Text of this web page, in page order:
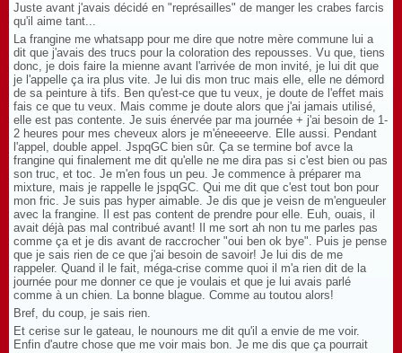
Juste avant j'avais décidé en "représailles" de manger les crabes farcis
qu'il aime tant...
La frangine me whatsapp pour me dire que notre mère commune lui a
dit que j'avais des trucs pour la coloration des repousses. Vu que, tiens
donc, je dois faire la mienne avant l'arrivée de mon invité, je lui dit que
je l'appelle ça ira plus vite. Je lui dis mon truc mais elle, elle ne démord
de sa peinture à tifs. Ben qu'est-ce que tu veux, je doute de l'effet mais
fais ce que tu veux. Mais comme je doute alors que j'ai jamais utilisé,
elle est pas contente. Je suis énervée par ma journée + j'ai besoin de 1-
2 heures pour mes cheveux alors je m'éneeeerve. Elle aussi. Pendant
l'appel, double appel. JspqGC bien sûr. Ça se termine bof avce la
frangine qui finalement me dit qu'elle ne me dira pas si c'est bien ou pas
son truc, et toc. Je m'en fous un peu. Je commence à préparer ma
mixture, mais je rappelle le jspqGC. Qui me dit que c'est tout bon pour
mon fric. Je suis pas hyper aimable. Je dis que je veisn de m'engueuler
avec la frangine. Il est pas content de prendre pour elle. Euh, ouais, il
avait déjà pas mal contribué avant! Il me sort ah non tu me parles pas
comme ça et je dis avant de raccrocher "oui ben ok bye". Puis je pense
que je sais rien de ce que j'ai besoin de savoir! Je lui dis de me
rappeler. Quand il le fait, méga-crise comme quoi il m'a rien dit de la
journée pour me donner ce que je voulais et que je lui avais parlé
comme à un chien. La bonne blague. Comme au toutou alors!
Bref, du coup, je sais rien.
Et cerise sur le gateau, le nounours me dit qu'il a envie de me voir.
Enfin d'autre chose que me voir mais bon. Je me dis que ça pourrait